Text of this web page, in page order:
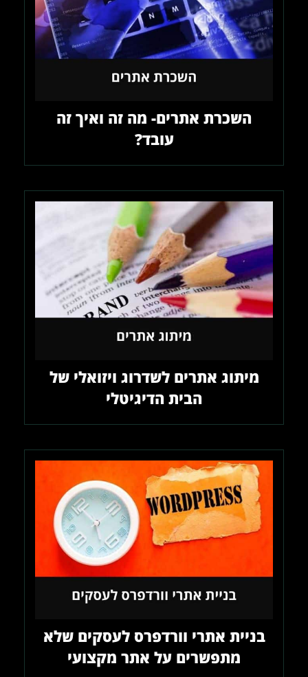
השכרת אתרים- מה זה ואיך זה
עובד?
מיתוג אתרים לשדרוג ויזואלי של
הבית הדיגיטלי
בניית אתרי וורדפרס לעסקים שלא
מתפשרים על אתר מקצועי